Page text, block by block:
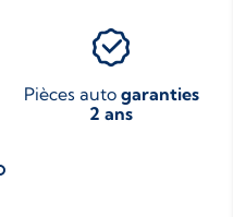
Pièces auto garanties
2 ans